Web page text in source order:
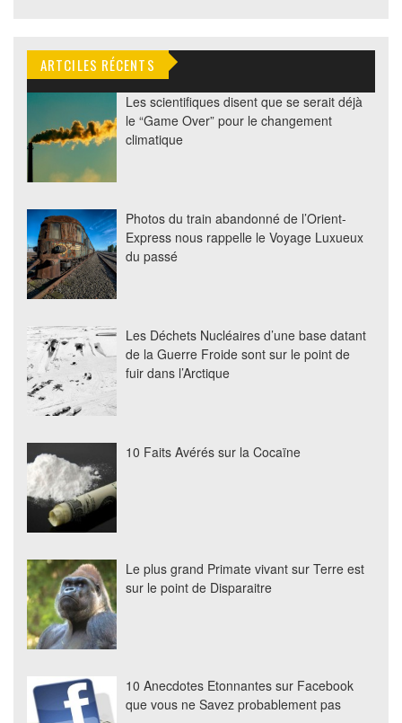
ARTCILES RÉCENTS
Les scientifiques disent que se serait déjà
le “Game Over” pour le changement
climatique
Photos du train abandonné de l’Orient-
Express nous rappelle le Voyage Luxueux
du passé
Les Déchets Nucléaires d’une base datant
de la Guerre Froide sont sur le point de
fuir dans l’Arctique
10 Faits Avérés sur la Cocaïne
Le plus grand Primate vivant sur Terre est
sur le point de Disparaitre
10 Anecdotes Etonnantes sur Facebook
que vous ne Savez probablement pas